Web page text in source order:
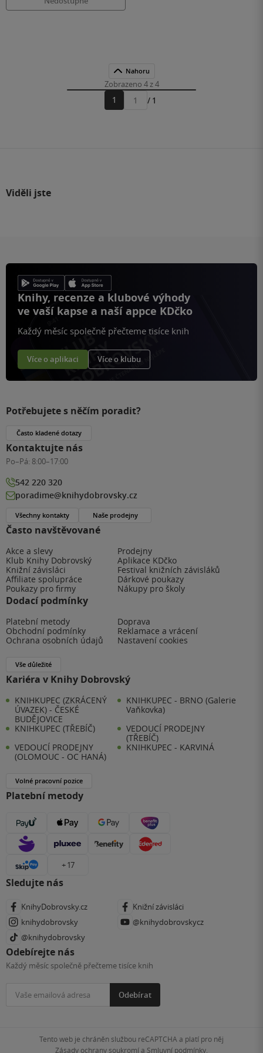
Nahoru
Zobrazeno 4 z 4
1
Přejít
/ 1
Viděli jste
Knihy, recenze a klubové výhody
ve vaší kapse a naší appce KDčko
Každý měsíc společně přečteme tisíce knih
Více o aplikaci Více o klubu
Často navštěvované
Akce a slevy
Prodejny
Klub Knihy Dobrovský
Aplikace KDčko
Knižní závisláci
Festival knižních závisláků
Affiliate spolupráce
Dárkové poukazy
Poukazy pro firmy
Nákupy pro školy
Dodací podmínky
Platební metody
Doprava
Obchodní podmínky
Reklamace a vrácení
Ochrana osobních údajů
Nastavení cookies
Vše důležité
Kariéra v Knihy Dobrovský
KNIHKUPEC (ZKRÁCENÝ
ÚVAZEK) - ČESKÉ
BUDĚJOVICE
KNIHKUPEC - BRNO (Galerie
Vaňkovka)
KNIHKUPEC (TŘEBÍČ)
VEDOUCÍ PRODEJNY
(TŘEBÍČ)
VEDOUCÍ PRODEJNY
(OLOMOUC - OC HANÁ)
KNIHKUPEC - KARVINÁ
Volné pracovní pozice
Platební metody
+ 17
Sledujte nás
KnihyDobrovsky.cz
Knižní závisláci
knihydobrovsky
@knihydobrovskycz
@knihydobrovsky
Odebírejte nás
Každý měsíc společně přečteme tisíce knih
Odebírat
Potřebujete s něčím poradit?
Často kladené dotazy
Kontaktujte nás
Po–Pá: 8:00–17:00
542 220 320
poradime@knihydobrovsky.cz
Všechny kontakty Naše prodejny
Tento web je chráněn službou reCAPTCHA a platí pro něj
Zásady ochrany soukromía Smluvní podmínky